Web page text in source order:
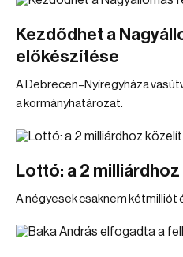
Kezdődhet a
előkészítése
A Debrecen–Nyíregyháza
a kormányhatározat.
Lottó: a 2
A négyesek csaknem kétmilliót